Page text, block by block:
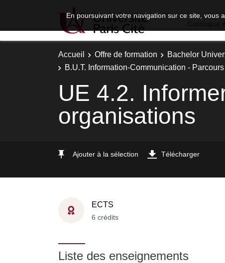
En poursuivant votre navigation sur ce site, vous
Accueil Offre de formation Bachelor
B.U.T. Information-Communication -
UE 4.2.
organisations
Ajouter à la sélection Télécharger
ECTS
6 crédits
Liste des enseignements